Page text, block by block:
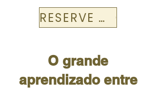
RESERVE JÁ
O grande
aprendizado entre